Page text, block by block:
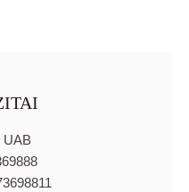
UAB